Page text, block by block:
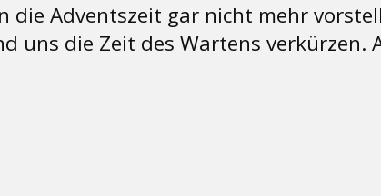
Adventszeit gar nicht mehr
uns die Zeit des Wartens verkürzen.